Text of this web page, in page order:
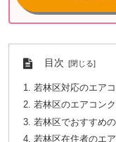
目次
若林区対応のエア
若林区のエアコン
若林区でおすすめ
若林区在住者のエ